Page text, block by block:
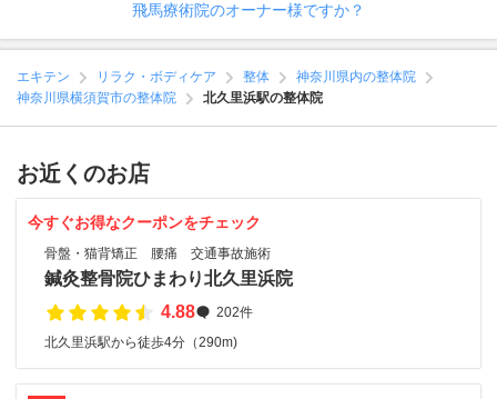
飛馬療術院のオーナー様ですか？
エキテン リラク・ボディケア 整体
神奈川県内の整体院
神奈川県横須賀市の整体院
北久里浜駅の整体院
お近くのお店
今すぐお得なクーポンをチェック
骨盤・猫背矯正 腰痛 交通事故施術
鍼灸整骨院ひまわり北久里浜院
4.88
202件
北久里浜駅から徒歩4分（290m)